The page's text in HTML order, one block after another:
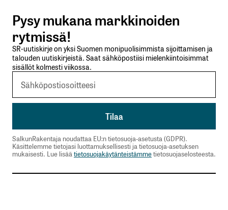
Lähetä kommentti
Pysy mukana markkinoiden
rytmissä!
SR-uutiskirje on yksi Suomen monipuolisimmista sijoittamisen ja
talouden uutiskirjeistä. Saat sähköpostiisi mielenkiintoisimmat
sisällöt kolmesti viikossa.
SalkunRakentaja noudattaa EU:n tietosuoja-asetusta (GDPR).
Käsittelemme tietojasi luottamuksellisesti ja tietosuoja-asetuksen
mukaisesti. Lue lisää tietosuojakäytänteistämmetietosuojaselosteesta.